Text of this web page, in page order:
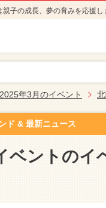
子の成長、夢の育みを応援し
2025年3月のイベント
ド & 最新ニュース
ベントのイ